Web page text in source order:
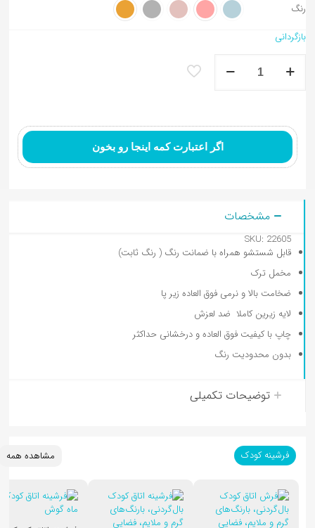
رنگ
بازگردانی
ماشینی
نقشه
حیوانات
زمین
کد3
اگر اعتبارت کمه اینجا رو بخون
مشخصات
SKU: 22605
قابل شستشو همراه با ضمانت رنگ ( رنگ ثابت)
مخمل ترک
ضخامت بالا و نرمی فوق العاده زیر پا
لایه زیرین کاملا ضد لعزش
چاپ با کیفیت فوق العاده و درخشانی حداکثر
بدون محدودیت رنگ
توضیحات تکمیلی
فرشینه کودک مشاهده همه